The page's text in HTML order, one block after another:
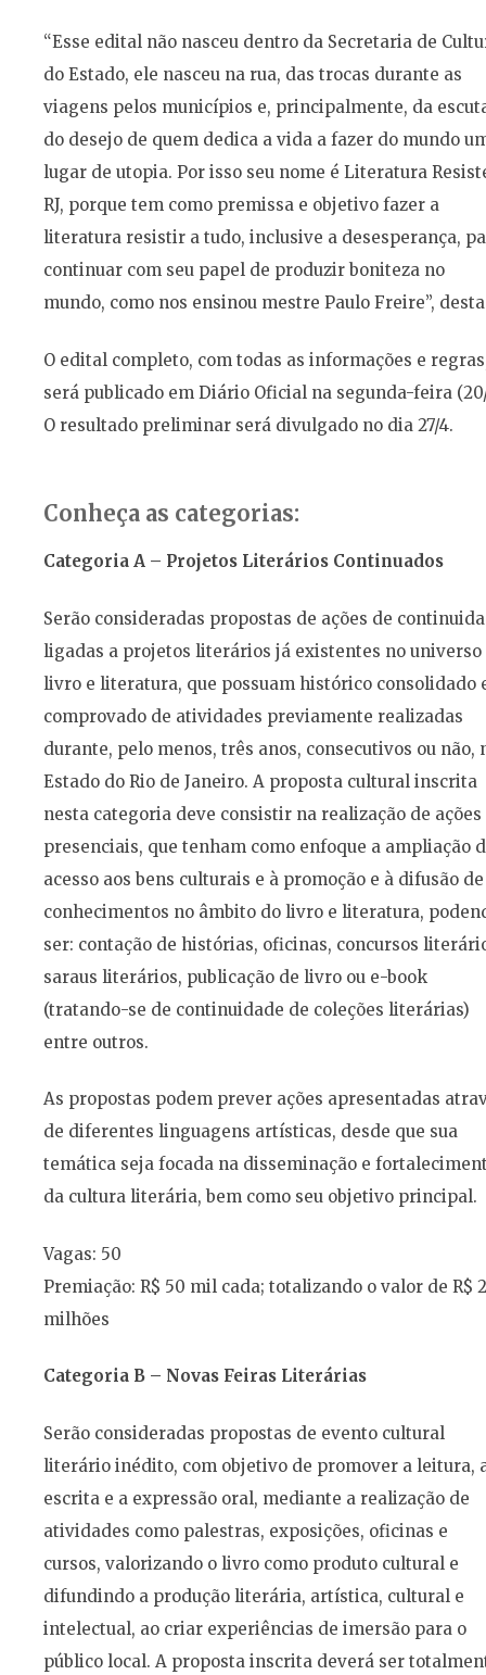
“Esse edital não nasceu dentro da Secretaria de
do Estado, ele nasceu na rua, das trocas durante as
viagens pelos municípios e, principalmente, da
do desejo de quem dedica a vida a fazer do mundo
lugar de utopia. Por isso seu nome é Literatura
RJ, porque tem como premissa e objetivo fazer a
literatura resistir a tudo, inclusive a desesperança,
continuar com seu papel de produzir boniteza no
mundo, como nos ensinou mestre Paulo Freire”,
O edital completo, com todas as informações e
será publicado em Diário Oficial na segunda-feira
O resultado preliminar será divulgado no dia 27/4.
Conheça as categorias:
Categoria A – Projetos Literários Continuados
Serão consideradas propostas de ações de
ligadas a projetos literários já existentes no universo
livro e literatura, que possuam histórico consolidado
comprovado de atividades previamente realizadas
durante, pelo menos, três anos, consecutivos ou não,
Estado do Rio de Janeiro. A proposta cultural inscrita
nesta categoria deve consistir na realização de ações
presenciais, que tenham como enfoque a ampliação
acesso aos bens culturais e à promoção e à difusão de
conhecimentos no âmbito do livro e literatura,
ser: contação de histórias, oficinas, concursos
saraus literários, publicação de livro ou e-book
(tratando-se de continuidade de coleções literárias)
entre outros.
As propostas podem prever ações apresentadas
de diferentes linguagens artísticas, desde que sua
temática seja focada na disseminação e
da cultura literária, bem como seu objetivo principal.
Vagas: 50
Premiação: R$ 50 mil cada; totalizando o valor de R$
milhões
Categoria B – Novas Feiras Literárias
Serão consideradas propostas de evento cultural
literário inédito, com objetivo de promover a leitura,
escrita e a expressão oral, mediante a realização de
atividades como palestras, exposições, oficinas e
cursos, valorizando o livro como produto cultural e
difundindo a produção literária, artística, cultural e
intelectual, ao criar experiências de imersão para o
público local. A proposta inscrita deverá ser